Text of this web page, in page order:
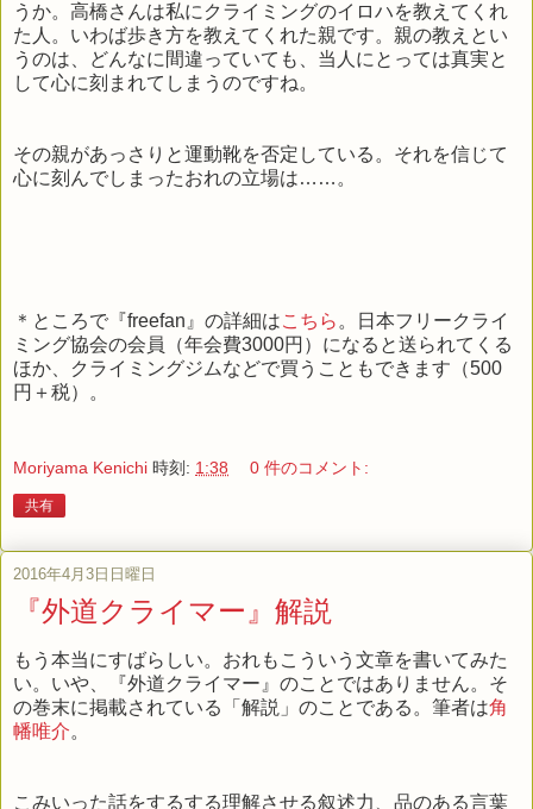
うか。高橋さんは私にクライミングのイロハを教えてくれ
た人。いわば歩き方を教えてくれた親です。親の教えとい
うのは、どんなに間違っていても、当人にとっては真実と
して心に刻まれてしまうのですね。
その親があっさりと運動靴を否定している。それを信じて
心に刻んでしまったおれの立場は……。
＊ところで『freefan』の詳細はこちら 。日本フリークライ
ミング協会の会員（年会費3000円）になると送られてくる
ほか、クライミングジムなどで買うこともできます（500
円＋税）。
Moriyama Kenichi 時刻: 1:38 0 件のコメント:
共有
2016年4月3日日曜日
『外道クライマー』解説
もう本当にすばらしい。おれもこういう文章を書いてみた
い。いや、『外道クライマー』のことではありません。そ
の巻末に掲載されている「解説」のことである。筆者は角
幡唯介。
こみいった話をするする理解させる叙述力、品のある言葉